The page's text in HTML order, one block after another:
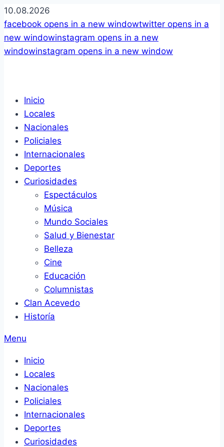
10.08.2026
facebook opens in a new windowtwitter opens in a
new windowinstagram opens in a new
windowinstagram opens in a new window
Inicio
Locales
Nacionales
Policiales
Internacionales
Deportes
Curiosidades
Espectáculos
Música
Mundo Sociales
Salud y Bienestar
Belleza
Cine
Educación
Columnistas
Clan Acevedo
Historía
Menu
Inicio
Locales
Nacionales
Policiales
Internacionales
Deportes
Curiosidades